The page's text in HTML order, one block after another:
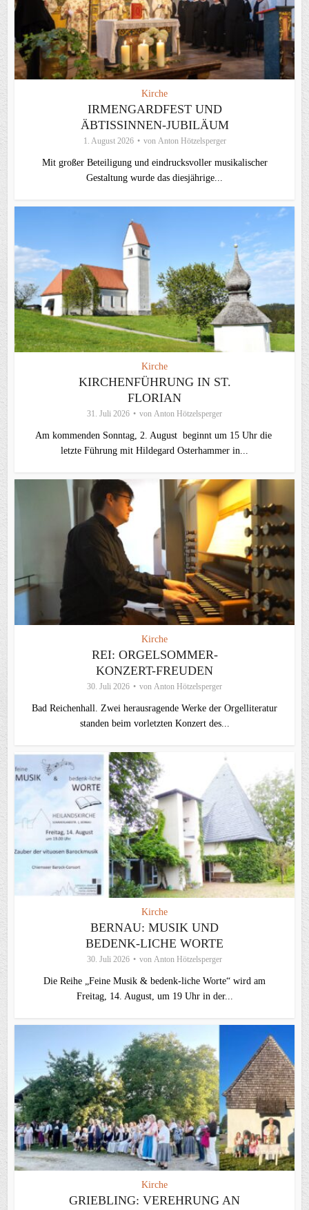
Kirche
IRMENGARDFEST UND
ÄBTISSINNEN-JUBILÄUM
1. August 2026 von Anton Hötzelsperger
Mit großer Beteiligung und eindrucksvoller musikalischer
Gestaltung wurde das diesjährige...
Kirche
KIRCHENFÜHRUNG IN ST.
FLORIAN
31. Juli 2026 von Anton Hötzelsperger
Am kommenden Sonntag, 2. August beginnt um 15 Uhr die
letzte Führung mit Hildegard Osterhammer in...
Kirche
REI: ORGELSOMMER-
KONZERT-FREUDEN
30. Juli 2026 von Anton Hötzelsperger
Bad Reichenhall. Zwei herausragende Werke der Orgelliteratur
standen beim vorletzten Konzert des...
Kirche
BERNAU: MUSIK UND
BEDENK-LICHE WORTE
30. Juli 2026 von Anton Hötzelsperger
Die Reihe „Feine Musik & bedenk-liche Worte“ wird am
Freitag, 14. August, um 19 Uhr in der...
Kirche
GRIEBLING: VEREHRUNG AN